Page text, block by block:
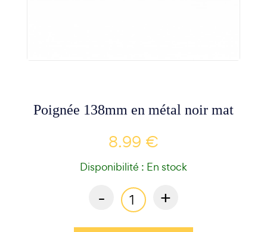
Poignée 138mm en métal noir mat
8.99 €
Disponibilité : En stock
- +